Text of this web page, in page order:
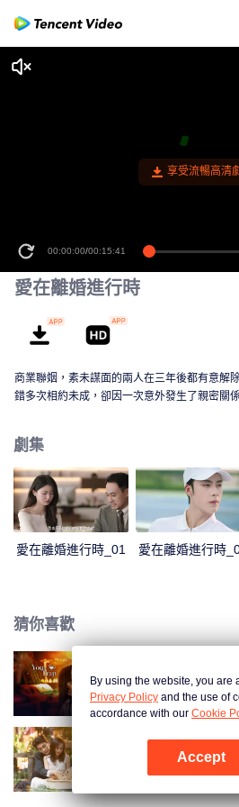
00:00:00/00:15:41
愛在離婚進行時
商業聯姻，素未謀面的兩人在三年後都有意解
錯多次相約未成，卻因一次意外發生了親密關
劇集
愛在離婚進行時_01 愛在離婚進行時
猜你喜歡
步步深陷
以愛為契
By using the website, you are
Privacy Policy and the use of
accordance with our Cookie
Accept